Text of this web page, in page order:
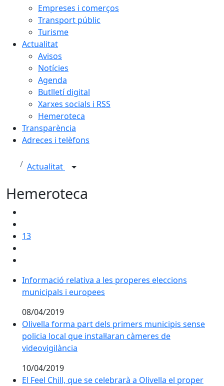
Empreses i comerços
Transport públic
Turisme
Actualitat
Avisos
Notícies
Agenda
Butlletí digital
Xarxes socials i RSS
Hemeroteca
Transparència
Adreces i telèfons
Actualitat
Hemeroteca
13
Informació relativa a les properes eleccions
municipals i europees
08/04/2019
Olivella forma part dels primers municipis sense
policia local que instal·laran càmeres de
videovigilància
10/04/2019
El Feel Chill, que se celebrarà a Olivella el proper